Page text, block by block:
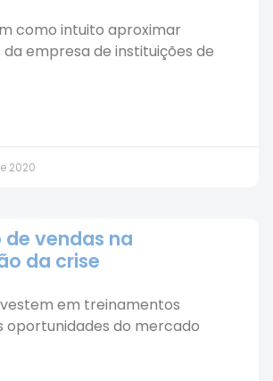
como intuito aproximar
da empresa de instituições de
2020
vendas na
da crise
em treinamentos
oportunidades do mercado